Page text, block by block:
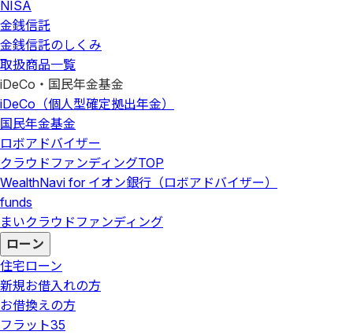
NISA
金銭信託
金銭信託のしくみ
取扱商品一覧
iDeCo・国民年金基金
iDeCo（個人型確定拠出年金）
国民年金基金
ロボアドバイザー
クラウドファンディングTOP
WealthNavi for イオン銀行（ロボアドバイザー）
funds
まいクラウドファンディング
ローン
住宅ローン
新規お借入れの方
お借換えの方
フラット35